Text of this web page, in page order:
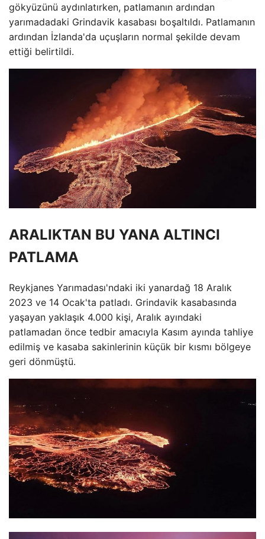
gökyüzünü aydınlatırken, patlamanın ardından
yarımadadaki Grindavik kasabası boşaltıldı. Patlamanın
ardından İzlanda'da uçuşların normal şekilde devam
ettiği belirtildi.
ARALIKTAN BU YANA ALTINCI
PATLAMA
Reykjanes Yarımadası'ndaki iki yanardağ 18 Aralık
2023 ve 14 Ocak'ta patladı. Grindavik kasabasında
yaşayan yaklaşık 4.000 kişi, Aralık ayındaki
patlamadan önce tedbir amacıyla Kasım ayında tahliye
edilmiş ve kasaba sakinlerinin küçük bir kısmı bölgeye
geri dönmüştü.